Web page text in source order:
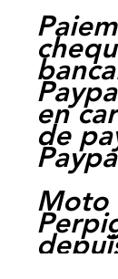
en
de
Moto